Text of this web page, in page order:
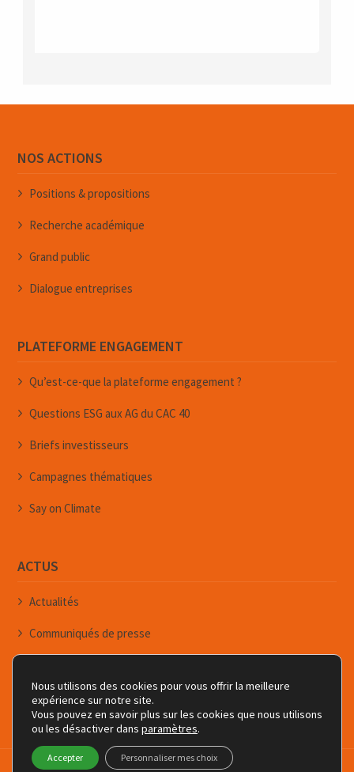
NOS ACTIONS
Positions & propositions
Recherche académique
Grand public
Dialogue entreprises
PLATEFORME ENGAGEMENT
Qu’est-ce-que la plateforme engagement ?
Questions ESG aux AG du CAC 40
Briefs investisseurs
Campagnes thématiques
Say on Climate
ACTUS
Actualités
Communiqués de presse
Newsletters
Copyright © Forum pour l'Investissement Responsable - FIR
Nous utilisons des cookies pour vous offrir la meilleure
expérience sur notre site.
Vous pouvez en savoir plus sur les cookies que nous utilisons
ou les désactiver dans paramètres.
Accepter Personnaliser mes choix